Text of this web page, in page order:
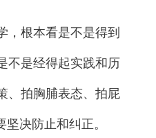
根本看是不是得到
不是经得起实践和历
、拍胸脯表态、拍屁
坚决防止和纠正。